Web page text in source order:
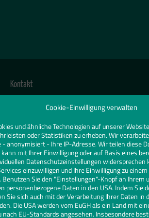
Cookie-Einwilligung verwalten
und ähnliche Technologien auf unserer
oder Statistiken zu erheben. Wir
- anonymisiert - Ihre IP-Adresse. Wir teilen diese
mit Ihrer Einwilligung oder auf Basis eines
Datenschutzeinstellungen widersprechen
einzuwilligen und Ihre Einwilligung zu
Benutzen Sie den "Einstellungen"-Knopf an Ihrem
personenbezogene Daten in den USA. Indem Sie
Sie sich auch mit der Verarbeitung Ihrer Daten in
Die USA werden vom EuGH als ein Land mit
EU-Standards angesehen. Insbesondere
Kontakt
TELEFON
E-MAIL
info@bieberbach-bauglaserei.de
WEBSITE
www.bieberbach-bauglaserei.de/